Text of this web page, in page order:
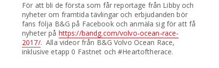
För att bli de första som får reportage från Libby och
nyheter om framtida tävlingar och erbjudanden bör
fans följa B&G på Facebook och anmäla sig för att få
nyheter på https://bandg.com/volvo-ocean-race-
2017/. Alla videor från B&G Volvo Ocean Race,
inklusive etapp 0 Fastnet och #Heartoftherace.